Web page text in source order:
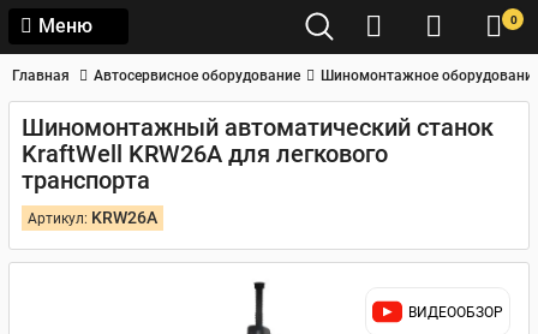
Меню 0
Главная Автосервисное оборудование Шиномонтажное
Шиномонтажный автоматический станок
KraftWell KRW26A для легкового
транспорта
Артикул: KRW26A
ВИДЕООБЗОР